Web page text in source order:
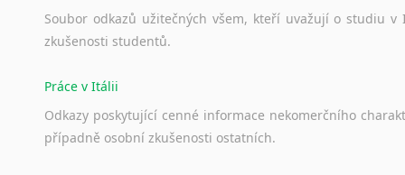
Maorština
Megrelština
Mongolština
Nepálština
Nilosaharské jazyky
Soubor odkazů užitečných všem, kteří uvažují o studiu v
zkušenosti studentů.
Práce v Itálii
Odkazy poskytující cenné informace nekomerčního
případně osobní zkušenosti ostatních.